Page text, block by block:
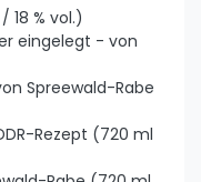
18 % vol.)
eingelegt - von
Spreewald-Rabe
Rezept (720 ml